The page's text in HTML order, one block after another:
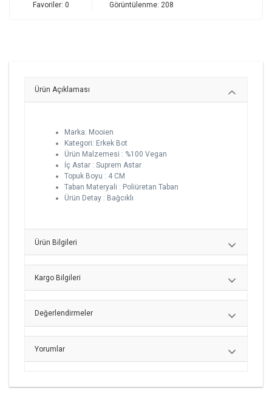
Favoriler: 0 Görüntülenme: 208
Ürün Açıklaması
Marka: Mooien
Kategori: Erkek Bot
Ürün Malzemesi : %100 Vegan
İç Astar : Suprem Astar
Topuk Boyu : 4 CM
Taban Materyali : Poliüretan Taban
Ürün Detay : Bağcıklı
Ürün Bilgileri
Kargo Bilgileri
Değerlendirmeler
Yorumlar